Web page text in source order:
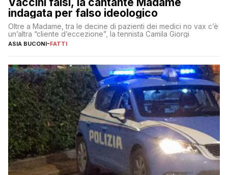
indagata per falso ideologico
Oltre a Madame, tra le decine di pazienti dei medici no vax c’è
un’altra “cliente d’eccezione”, la tennista Camila Giorgi
ASIA BUCONI-FATTI